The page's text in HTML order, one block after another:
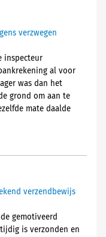
verzwegen
inspecteur
al voor
was dan het
grond om aan te
mate daalde
verzendbewijs
gemotiveerd
is verzonden en